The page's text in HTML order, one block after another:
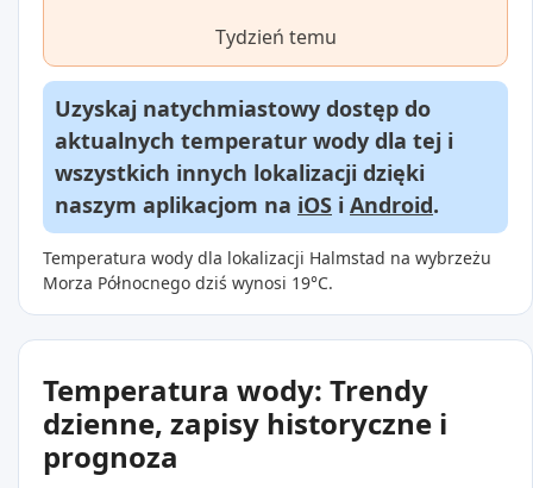
Tydzień temu
Uzyskaj natychmiastowy dostęp do
aktualnych temperatur wody dla tej i
wszystkich innych lokalizacji dzięki
naszym aplikacjom na iOS i Android.
Temperatura wody dla lokalizacji Halmstad na wybrzeżu
Morza Północnego dziś wynosi 19°C.
Temperatura wody: Trendy
dzienne, zapisy historyczne i
prognoza